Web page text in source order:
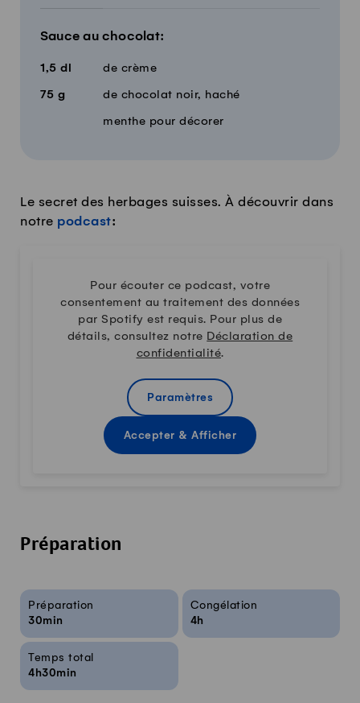
Sauce au chocolat:
1,5 dl de crème
75 g de chocolat noir, haché
menthe pour décorer
Le secret des herbages suisses. À découvrir dans
notre podcast:
Pour écouter ce podcast, votre
consentement au traitement des données
par Spotify est requis. Pour plus de
détails, consultez notre Déclaration de
confidentialité.
Paramètres
Accepter & Afficher
Préparation
Infos sur la recette
Préparation
30min
Congélation
4h
Temps total
4h30min